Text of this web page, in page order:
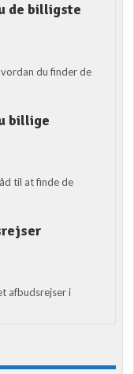
de billigste
du finder de
billige
til at finde de
afbudsrejser i